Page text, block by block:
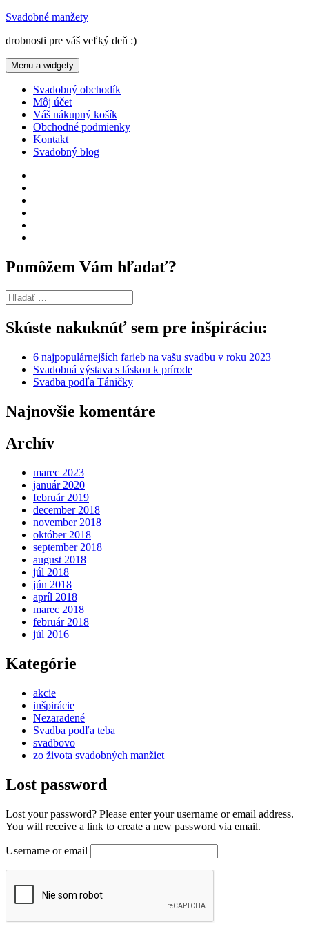
Preskočiť
obsah
Svadobné manžety
drobnosti pre váš veľký deň :)
Menu a widgety
Svadobný obchodík
Môj účet
Váš nákupný košík
Obchodné podmienky
Kontakt
Svadobný blog
Pomôžem Vám hľadať?
Hľadať:
Skúste nakuknúť sem pre inšpiráciu:
6 najpopulárnejších farieb na vašu svadbu v roku 2023
Svadobná výstava s láskou k prírode
Svadba podľa Táničky
Najnovšie komentáre
Archív
marec 2023
január 2020
február 2019
december 2018
november 2018
október 2018
september 2018
august 2018
júl 2018
jún 2018
apríl 2018
marec 2018
február 2018
júl 2016
Kategórie
akcie
inšpirácie
Nezaradené
Svadba podľa teba
svadbovo
zo života svadobných manžiet
Lost password
Lost your password? Please enter your username or email address.
You will receive a link to create a new password via email.
Username or email